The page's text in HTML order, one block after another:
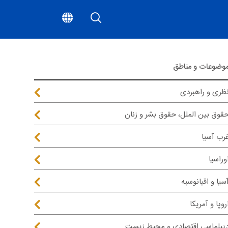
و مناطق
نظری و راهبردی
بین الملل، حقوق بشر و زنان
آسیا
اوراسیا
و اقیانوسیه
اروپا و آمریکا